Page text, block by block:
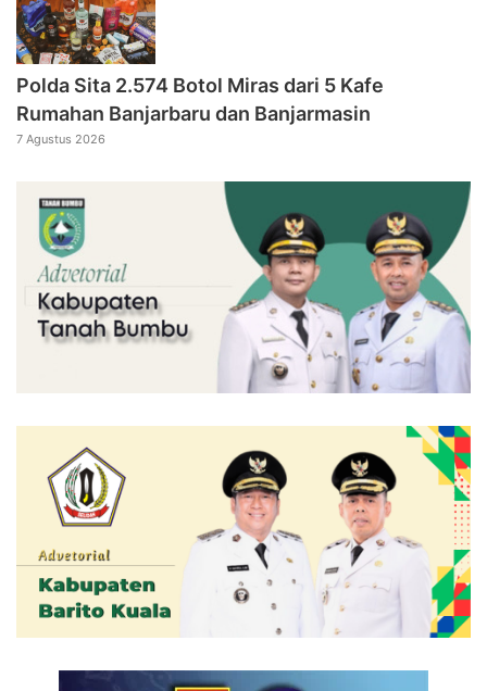
Polda Sita 2.574 Botol Miras dari 5 Kafe
Rumahan Banjarbaru dan Banjarmasin
7 Agustus 2026